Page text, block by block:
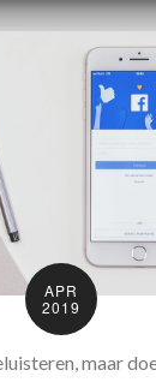
APR
2019
maar